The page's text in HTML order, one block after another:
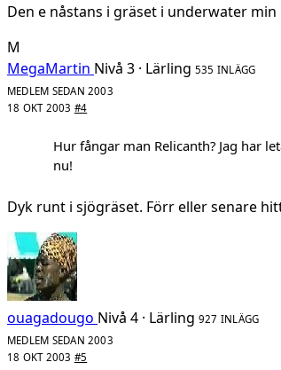
Den e nåstans i gräset i underwater
M
MegaMartin Nivå 3 · Lärling 535 INLÄGG
MEDLEM SEDAN 2003
18 OKT 2003 #4
Hur fångar man Relicanth? Jag har
nu!
Dyk runt i sjögräset. Förr eller senare
ouagadougo Nivå 4 · Lärling 927 INLÄGG
MEDLEM SEDAN 2003
18 OKT 2003 #5